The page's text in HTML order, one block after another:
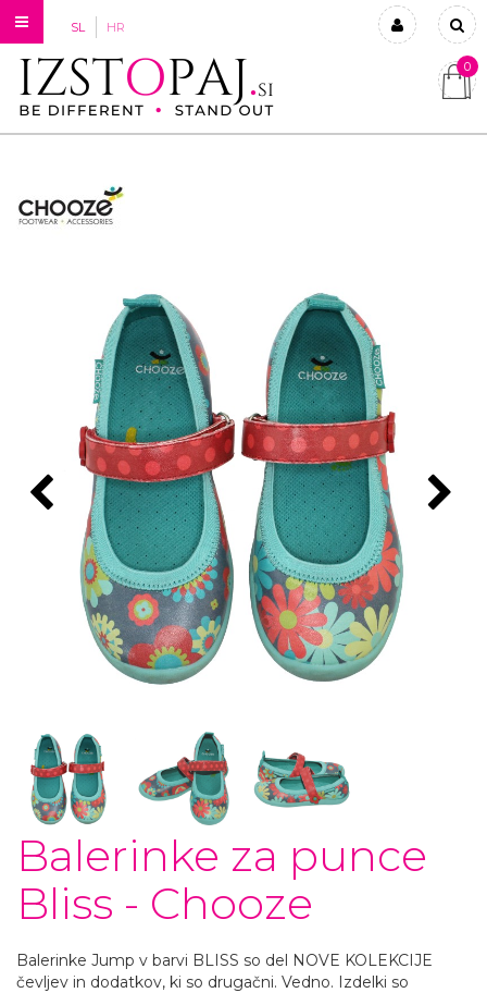
SL HR
Prijavi se
0
Balerinke za punce
Bliss - Chooze
Balerinke Jump v barvi BLISS so del NOVE KOLEKCIJE
čevljev in dodatkov, ki so drugačni. Vedno. Izdelki so